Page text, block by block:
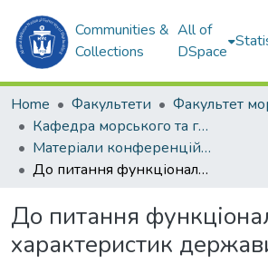
Communities &
Collections
All of
DSpace
Home Факультети
Кафедра морського та господарського права (М та ГП)
Матеріали конференцій (М та ГП)
До питання функціональних характеристик держави
До питання
характеристик